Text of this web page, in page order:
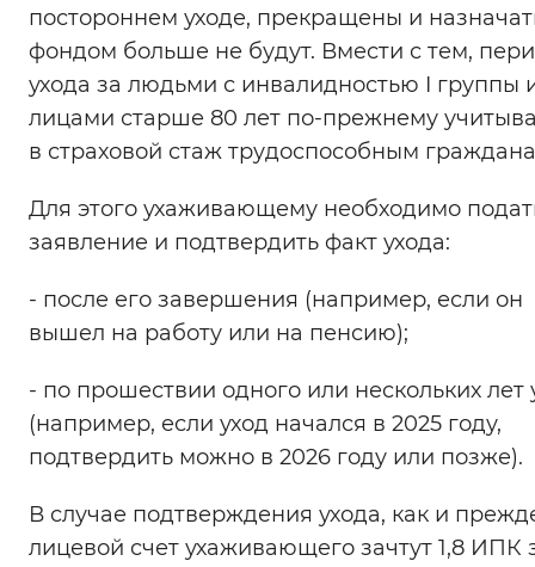
постороннем уходе, прекращены и
фондом больше не будут. Вмести с тем,
ухода за людьми с инвалидностью I группы
лицами старше 80 лет по-прежнему
в страховой стаж трудоспособным
Для этого ухаживающему необходимо
заявление и подтвердить факт ухода:
- после его завершения (например, если он
вышел на работу или на пенсию);
- по прошествии одного или нескольких лет
(например, если уход начался в 2025 году,
подтвердить можно в 2026 году или позже).
В случае подтверждения ухода, как и
лицевой счет ухаживающего зачтут 1,8 ИПК